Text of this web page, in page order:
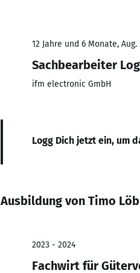
12 Jahre und 6 Monate, Aug.
Sachbearbeiter
ifm electronic GmbH
Logg Dich jetzt ein, um
Ausbildung von Timo
2023 - 2024
Fachwirt für